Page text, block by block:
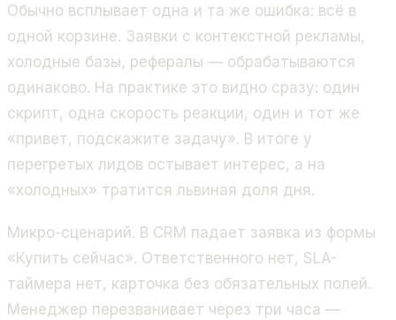
Обычно всплывает одна и та же ошибка: всё в
одной корзине. Заявки с контекстной рекламы,
холодные базы, рефералы — обрабатываются
одинаково. На практике это видно сразу: один
скрипт, одна скорость реакции, один и тот же
«привет, подскажите задачу». В итоге у
перегретых лидов остывает интерес, а на
«холодных» тратится львиная доля дня.
Микро-сценарий. В CRM падает заявка из формы
«Купить сейчас». Ответственного нет, SLA-
таймера нет, карточка без обязательных полей.
Менеджер перезванивает через три часа —